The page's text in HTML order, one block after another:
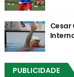
Cesar
PUBLICIDADE